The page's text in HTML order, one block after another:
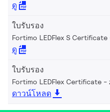
ดู
ใบรับรอง
Fortimo LEDFlex S Certificate
ดู
ใบรับรอง
Fortimo LEDFlex Certificate
ดาวน์โหลด